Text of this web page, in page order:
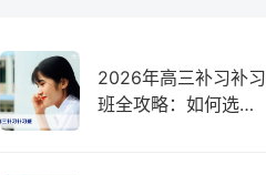
2026年高三补习补习
班全攻略：如何选择